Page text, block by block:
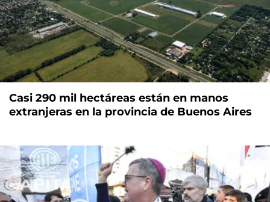
Casi 290 mil hectáreas están en manos
extranjeras en la provincia de Buenos Aires